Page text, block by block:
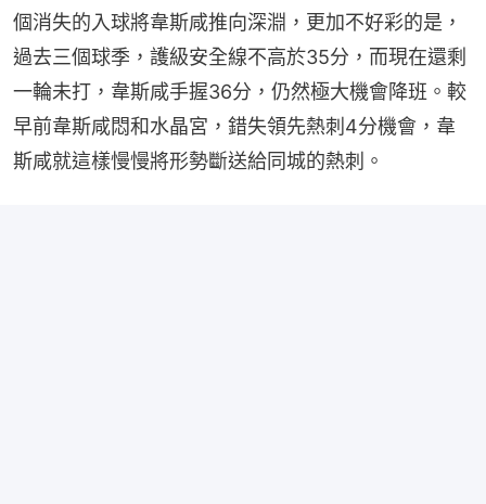
個消失的入球將韋斯咸推向深淵，更加不好彩的是，
過去三個球季，護級安全線不高於35分，而現在還剩
一輪未打，韋斯咸手握36分，仍然極大機會降班。較
早前韋斯咸悶和水晶宮，錯失領先熱刺4分機會，韋
斯咸就這樣慢慢將形勢斷送給同城的熱刺。